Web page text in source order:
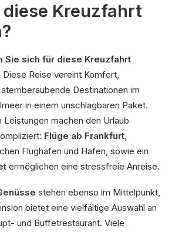
diese Kreuzfahrt
Sie sich für diese Kreuzfahrt
Diese Reise vereint Komfort,
Destinationen im
in einem unschlagbaren Paket.
Leistungen machen den Urlaub
Flüge ab Frankfurt,
Flughafen und Hafen, sowie ein
ermöglichen eine stressfreie Anreise.
stehen ebenso im Mittelpunkt,
bietet eine vielfältige Auswahl an
und Buffetrestaurant. Viele